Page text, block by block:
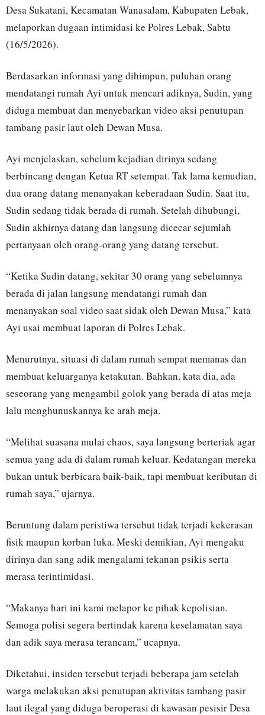
Desa Sukatani, Kecamatan Wanasalam, Kabupaten Lebak,
melaporkan dugaan intimidasi ke Polres Lebak, Sabtu
(16/5/2026).
Berdasarkan informasi yang dihimpun, puluhan orang
mendatangi rumah Ayi untuk mencari adiknya, Sudin, yang
diduga membuat dan menyebarkan video aksi penutupan
tambang pasir laut oleh Dewan Musa.
Ayi menjelaskan, sebelum kejadian dirinya sedang
berbincang dengan Ketua RT setempat. Tak lama kemudian,
dua orang datang menanyakan keberadaan Sudin. Saat itu,
Sudin sedang tidak berada di rumah. Setelah dihubungi,
Sudin akhirnya datang dan langsung dicecar sejumlah
pertanyaan oleh orang-orang yang datang tersebut.
“Ketika Sudin datang, sekitar 30 orang yang sebelumnya
berada di jalan langsung mendatangi rumah dan
menanyakan soal video saat sidak oleh Dewan Musa,” kata
Ayi usai membuat laporan di Polres Lebak.
Menurutnya, situasi di dalam rumah sempat memanas dan
membuat keluarganya ketakutan. Bahkan, kata dia, ada
seseorang yang mengambil golok yang berada di atas meja
lalu menghunuskannya ke arah meja.
“Melihat suasana mulai chaos, saya langsung berteriak agar
semua yang ada di dalam rumah keluar. Kedatangan mereka
bukan untuk berbicara baik-baik, tapi membuat keributan di
rumah saya,” ujarnya.
Beruntung dalam peristiwa tersebut tidak terjadi kekerasan
fisik maupun korban luka. Meski demikian, Ayi mengaku
dirinya dan sang adik mengalami tekanan psikis serta
merasa terintimidasi.
“Makanya hari ini kami melapor ke pihak kepolisian.
Semoga polisi segera bertindak karena keselamatan saya
dan adik saya merasa terancam,” ucapnya.
Diketahui, insiden tersebut terjadi beberapa jam setelah
warga melakukan aksi penutupan aktivitas tambang pasir
laut ilegal yang diduga beroperasi di kawasan pesisir Desa